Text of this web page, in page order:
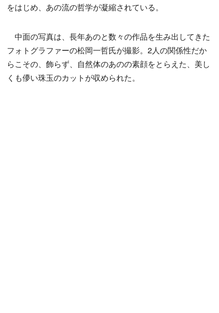
をはじめ、あの流の哲学が凝縮されている。
中面の写真は、長年あのと数々の作品を生み出してきた
フォトグラファーの松岡一哲氏が撮影。2人の関係性だか
らこその、飾らず、自然体のあのの素顔をとらえた、美し
くも儚い珠玉のカットが収められた。